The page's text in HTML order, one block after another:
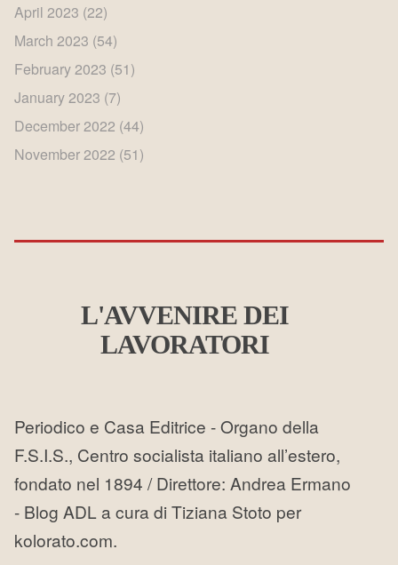
April 2023 (22)
March 2023 (54)
February 2023 (51)
January 2023 (7)
December 2022 (44)
November 2022 (51)
L'AVVENIRE DEI
LAVORATORI
Periodico e Casa Editrice - Organo della
F.S.I.S., Centro socialista italiano all’estero,
fondato nel 1894 / Direttore: Andrea Ermano
- Blog ADL a cura di Tiziana Stoto per
kolorato.com.